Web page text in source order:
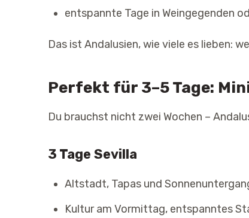
entspannte Tage in Weingegenden
Das ist Andalusien, wie viele es lieben:
Perfekt für 3–5 Tage:
Du brauchst nicht zwei Wochen –
3 Tage Sevilla
Altstadt, Tapas und
Kultur am Vormittag, entspanntes